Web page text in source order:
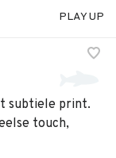
PLAY UP
subtiele print.
touch,